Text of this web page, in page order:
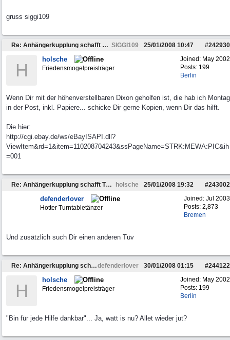
gruss siggi109
Re: Anhängerkupplung schafft TÜV nicht SIGGI109 #242930
25/01/2008 10:47
Joined: May 2002
Posts: 199
Berlin
H
holsche
Friedensmogelpreisträger
Wenn Dir mit der höhenverstellbaren Dixon geholfen ist, die hab ich Montag
in der Post, inkl. Papiere... schicke Dir gerne Kopien, wenn Dir das hilft.
Die hier:
http://cgi.ebay.de/ws/eBayISAPI.dll?
ViewItem&rd=1&item=110208704243&ssPageName=STRK:MEWA:PIC&ih
=001
Re: Anhängerkupplung schafft TÜV nicht holsche #243002
25/01/2008 19:32
Joined: Jul 2003
Posts: 2,873
Bremen
defenderlover
Hotter Turntabletänzer
Und zusätzlich such Dir einen anderen Tüv
Re: Anhängerkupplung schafft TÜV nichtdefenderlover #244122
30/01/2008 01:15
Joined: May 2002
Posts: 199
Berlin
H
holsche
Friedensmogelpreisträger
"Bin für jede Hilfe dankbar"... Ja, watt is nu? Allet wieder jut?